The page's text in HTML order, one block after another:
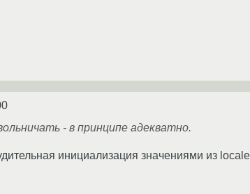
- в принципе адекватно.
инициализация значениями из